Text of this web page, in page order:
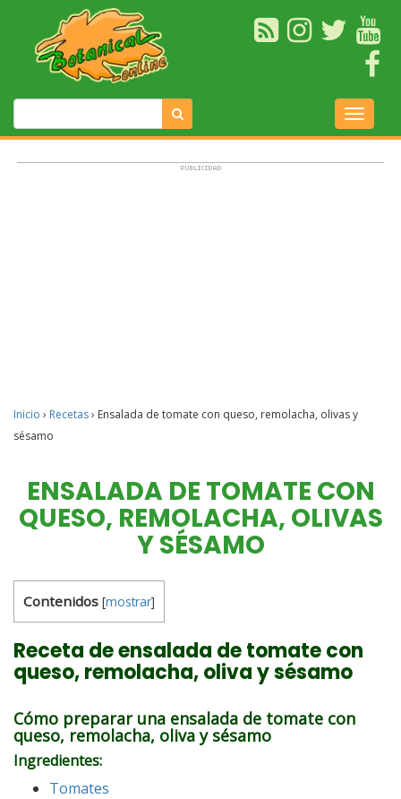
Inicio › Recetas› Ensalada de tomate con queso, remolacha, olivas y
sésamo
ENSALADA DE TOMATE CON
QUESO, REMOLACHA, OLIVAS
Y SÉSAMO
Contenidos [mostrar]
Receta de ensalada de tomate con
queso, remolacha, oliva y sésamo
Cómo preparar una ensalada de tomate con
queso, remolacha, oliva y sésamo
Ingredientes:
Tomates